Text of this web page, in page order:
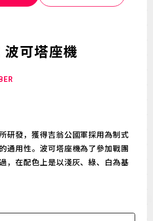
波可塔座機
研發，獲得吉翁公國軍採用為制式
通用性。波可塔座機為了參加戰團
，在配色上是以淺灰、綠、白為基